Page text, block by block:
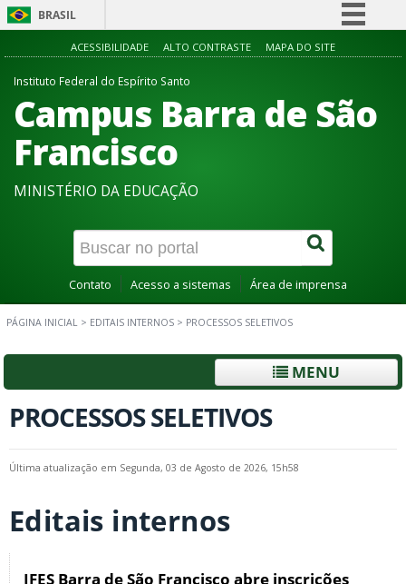
BRASIL
Simplifique!
Participe
Acesso à informação
ACESSIBILIDADE ALTO CONTRASTE MAPA DO SITE
Instituto Federal do Espírito Santo
Campus Barra de São
Francisco
MINISTÉRIO DA EDUCAÇÃO
Contato Acesso a sistemas Área de imprensa
PÁGINA INICIAL > EDITAIS INTERNOS > PROCESSOS SELETIVOS
MENU
PROCESSOS SELETIVOS
Última atualização em Segunda, 03 de Agosto de 2026, 15h58
Editais internos
IFES Barra de São Francisco abre inscrições